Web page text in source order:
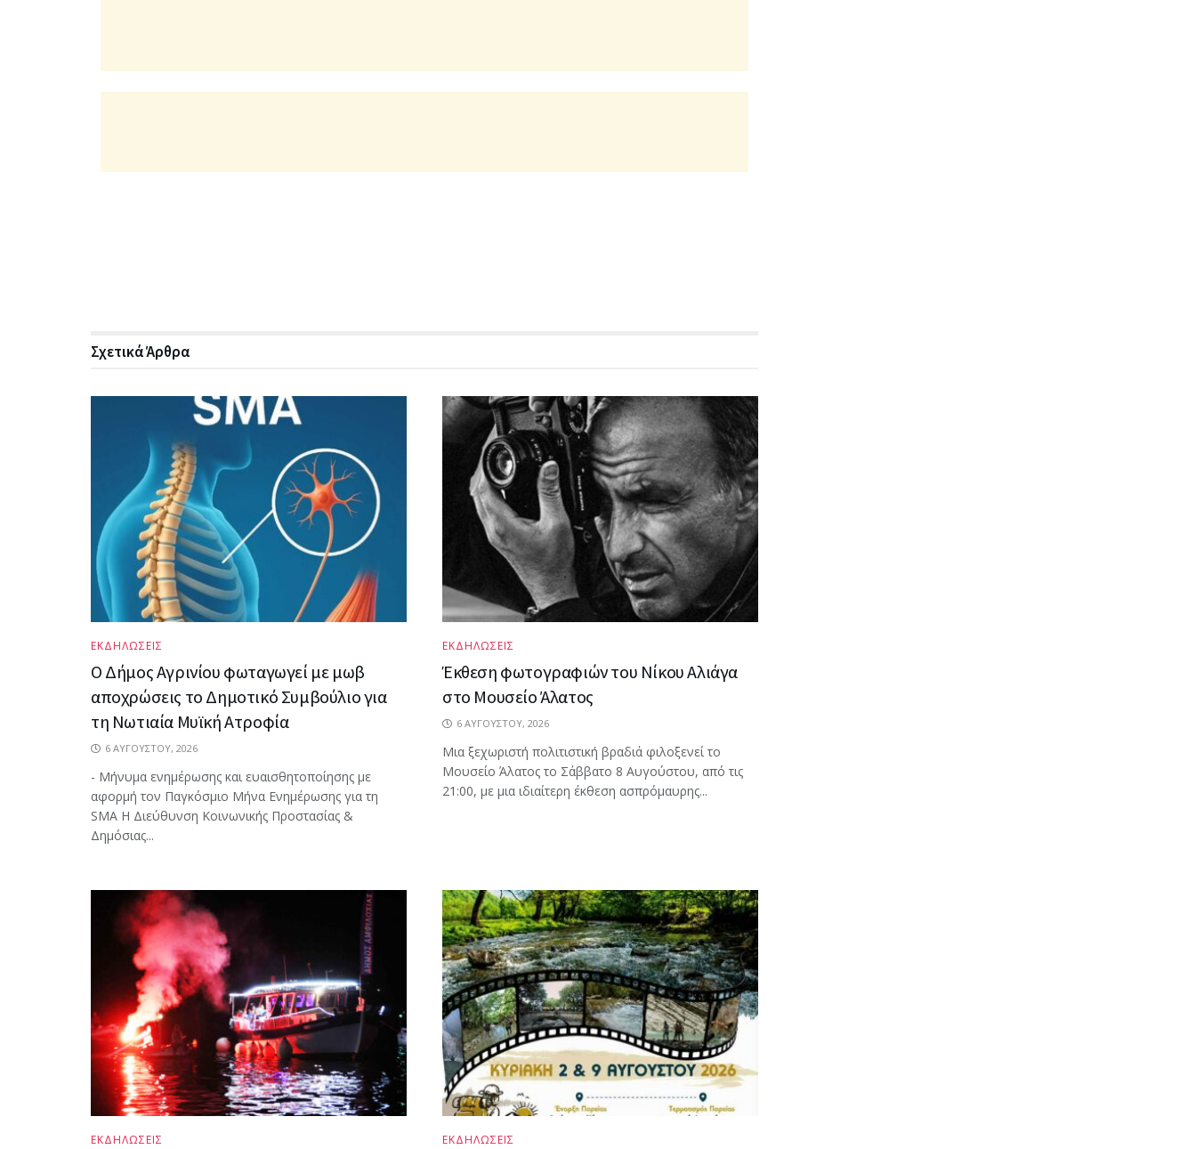
ΣχετικάΆρθρα
ΕΚΔΗΛΩΣΕΙΣ
Ο Δήμος Αγρινίου φωταγωγεί με μωβ
αποχρώσεις το Δημοτικό Συμβούλιο για
τη Νωτιαία Μυϊκή Ατροφία
6 ΑΥΓΟΎΣΤΟΥ, 2026
- Μήνυμα ενημέρωσης και ευαισθητοποίησης με
αφορμή τον Παγκόσμιο Μήνα Ενημέρωσης για τη
SMA Η Διεύθυνση Κοινωνικής Προστασίας &
Δημόσιας...
ΕΚΔΗΛΩΣΕΙΣ
Έκθεση φωτογραφιών του Νίκου Αλιάγα
στο Μουσείο Άλατος
6 ΑΥΓΟΎΣΤΟΥ, 2026
Μια ξεχωριστή πολιτιστική βραδιά φιλοξενεί το
Μουσείο Άλατος το Σάββατο 8 Αυγούστου, από τις
21:00, με μια ιδιαίτερη έκθεση ασπρόμαυρης...
ΕΚΔΗΛΩΣΕΙΣ ΕΚΔΗΛΩΣΕΙΣ